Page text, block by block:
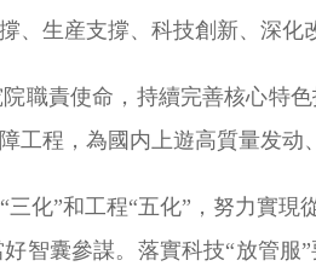
生産支撐、科技創新、深化
職責使命，持續完善核心特
程，為國内上遊高質量发动
化”和工程“五化”，努力實現
智囊參謀。落實科技“放管